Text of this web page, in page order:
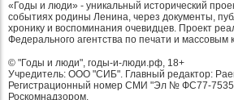
«Годы и люди» - уникальный исторический
событиях родины Ленина, через документы,
хронику и воспоминания очевидцев. Проект
Федерального агентства по печати и массовым
© "Годы и люди", годы-и-люди.рф, 18+
Учредитель: ООО "СИБ". Главный редактор:
Регистрационный номер СМИ "Эл № ФС77-
Роскомнадзором.